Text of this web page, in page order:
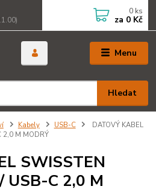
Menu
Hledat
0 ks
za 0 Kč
Kabely USB-C
DATOVÝ KABEL
2,0 M MODRÝ
SWISSTEN
USB-C 2,0 M